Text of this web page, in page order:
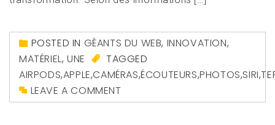
POSTED IN GÉANTS DU WEB, INNOVATION,
MATÉRIEL,UNE
TAGGED
AIRPODS,APPLE,CAMÉRAS,ÉCOUTEURS,PHOTOS,SIRI,
LEAVE A COMMENT